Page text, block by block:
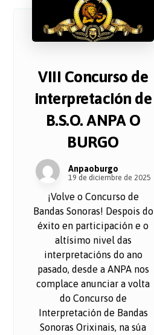
VIII Concurso de
interpretación de
B.S.O. ANPA O
BURGO
Anpaoburgo
19 de diciembre de 2025
¡Volve o Concurso de
Bandas Sonoras! Despois do
éxito en participación e o
altísimo nivel das
interpretacións do ano
pasado, desde a ANPA nos
complace anunciar a volta
do Concurso de
Interpretación de Bandas
Sonoras Orixinais, na súa